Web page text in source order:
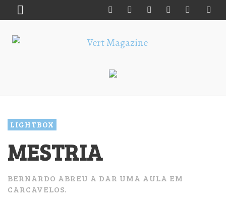
LIGHTBOX
MESTRIA
BERNARDO ABREU A DAR UMA AULA EM
CARCAVELOS.